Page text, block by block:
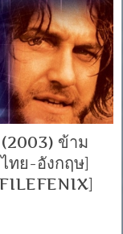
ข้าม
ทย-อังกฤษ]